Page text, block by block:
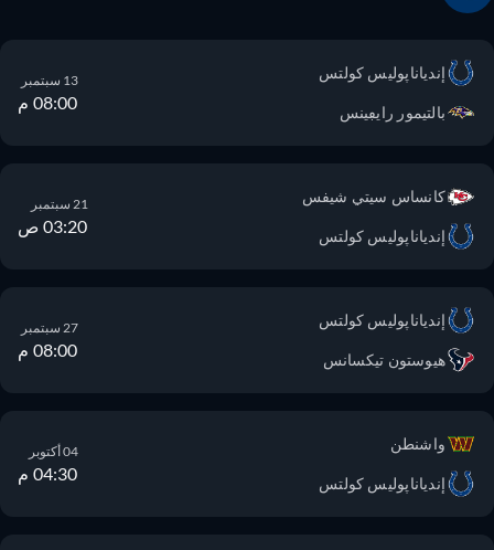
إندياناپوليس كولتس
بالتيمور رايڢينس 08:00 م
كانساس سيتي شيفس
إندياناپوليس كولتس 03:20 ص
إندياناپوليس كولتس
هيوستون تيكسانس 08:00 م
واشنطن
إندياناپوليس كولتس 04:30 م